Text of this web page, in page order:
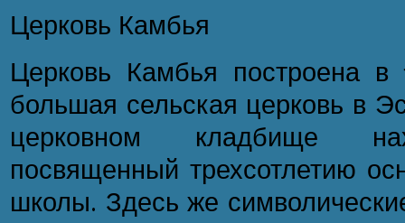
Церковь Камбья
Церковь Камбья построена в
большая сельская церковь в
церковном кладбище
посвященный трехсотлетию
школы. Здесь же